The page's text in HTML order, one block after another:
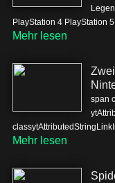
PlayStation 4 PlayStation
Mehr lesen
span
Mehr lesen